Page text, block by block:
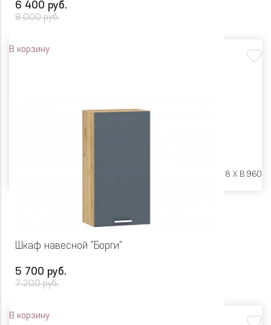
6 400 руб.
8 000 руб.
В корзину
Ш 600 X Г 318 X В 960
Шкаф навесной "Борги"
5 700 руб.
7 200 руб.
В корзину